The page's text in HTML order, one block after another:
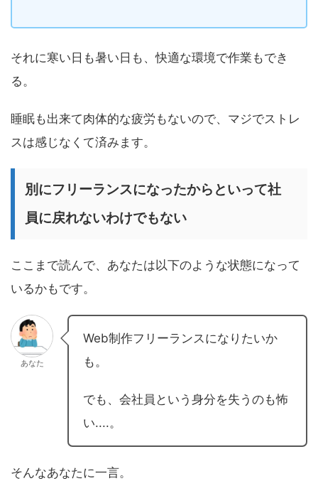
それに寒い日も暑い日も、快適な環境で作業もでき
る。
睡眠も出来て肉体的な疲労もないので、マジでストレ
スは感じなくて済みます。
別にフリーランスになったからといって社
員に戻れないわけでもない
ここまで読んで、あなたは以下のような状態になって
いるかもです。
あなた
Web制作フリーランスになりたいか
も。
でも、会社員という身分を失うのも怖
い....。
そんなあなたに一言。